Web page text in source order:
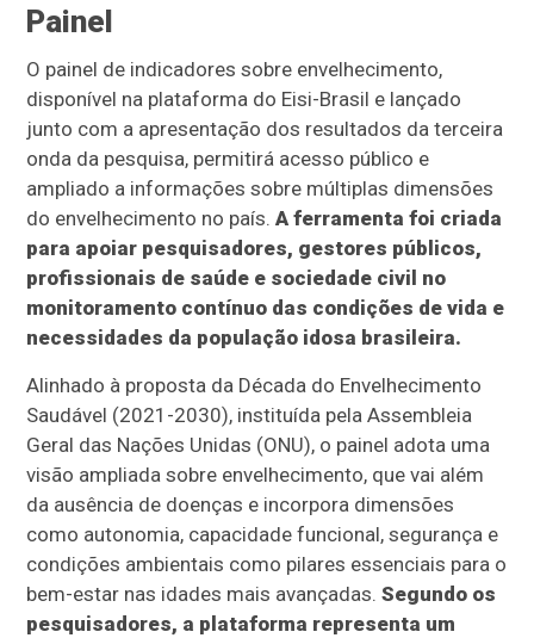
Painel
O painel de indicadores sobre envelhecimento,
disponível na plataforma do Eisi-Brasil e lançado
junto com a apresentação dos resultados da terceira
onda da pesquisa, permitirá acesso público e
ampliado a informações sobre múltiplas dimensões
do envelhecimento no país.A ferramenta foi criada
para apoiar pesquisadores, gestores públicos,
profissionais de saúde e sociedade civil no
monitoramento contínuo das condições de vida e
necessidades da população idosa brasileira.
Alinhado à proposta da Década do Envelhecimento
Saudável (2021-2030), instituída pela Assembleia
Geral das Nações Unidas (ONU), o painel adota uma
visão ampliada sobre envelhecimento, que vai além
da ausência de doenças e incorpora dimensões
como autonomia, capacidade funcional, segurança e
condições ambientais como pilares essenciais para o
bem-estar nas idades mais avançadas.Segundo os
pesquisadores, a plataforma representa um